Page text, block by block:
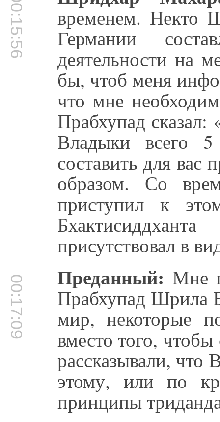
00:15:56 временем. Некто
Германии
деятельности на
бы, чтоб меня
что мне
Прабхупад сказал:
Владыки всего
составить для вас
образом. Со
приступил к
присутствовал в
00:17:09 Преданный: Мне
Прабхупад Шрила
мир, некоторые
вместо того,
рассказывали, что
этому, или по
принципы